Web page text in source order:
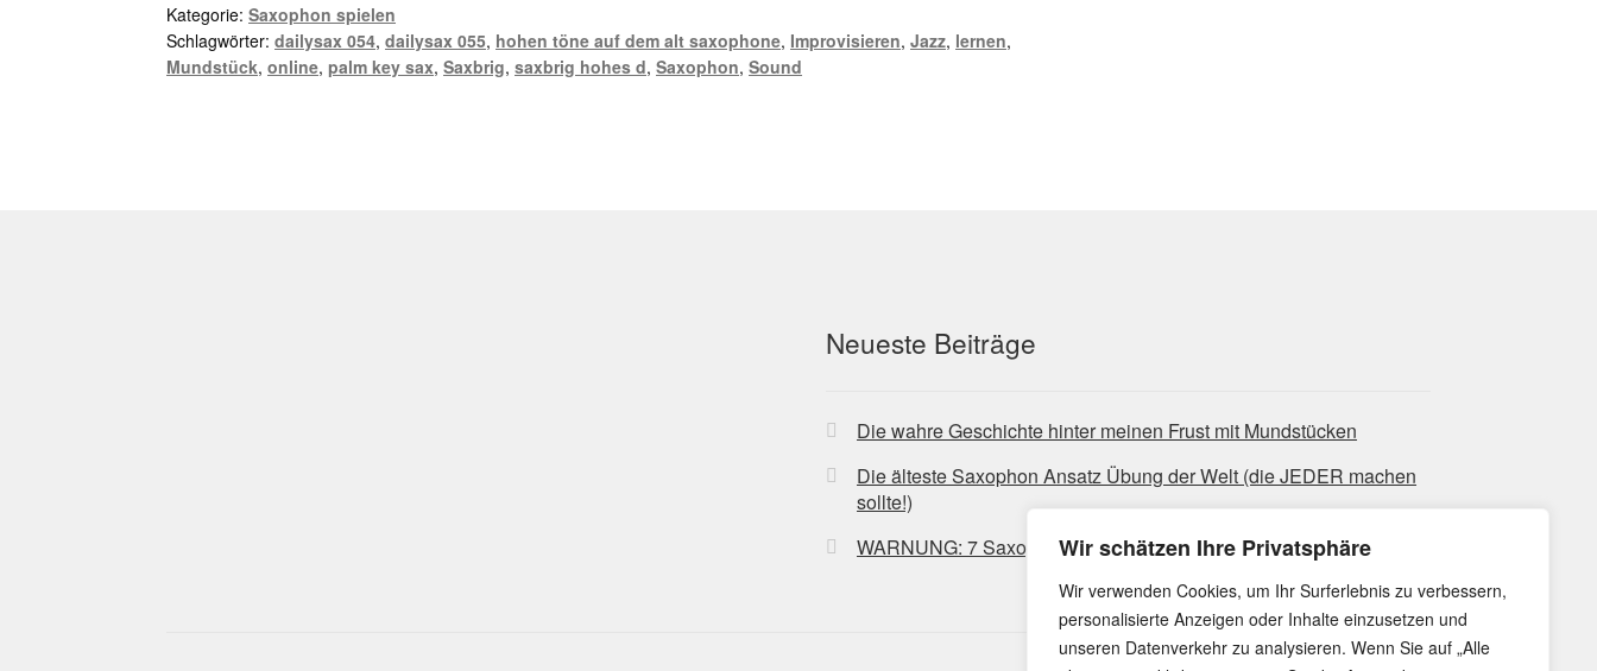
Wir schätzen Ihre Privatsphäre
Wir verwenden Cookies, um Ihr Surferlebnis zu verbessern,
personalisierte Anzeigen oder Inhalte einzusetzen und
unseren Datenverkehr zu analysieren. Wenn Sie auf „Alle
Kategorie:Saxophon spielen
Schlagwörter:dailysax 054,dailysax 055, hohen töne auf dem alt saxophone, Improvisieren,Jazz, lernen,
Mundstück,online,palm key sax,Saxbrig,saxbrig hohes d,Saxophon,Sound
Neueste Beiträge
Die wahre Geschichte hinter meinen Frust mit Mundstücken
Die älteste Saxophon Ansatz Übung der Welt (die JEDER machen
sollte!)
WARNUNG: 7 Saxophon-Blues-Licks, die super bluesig klingen